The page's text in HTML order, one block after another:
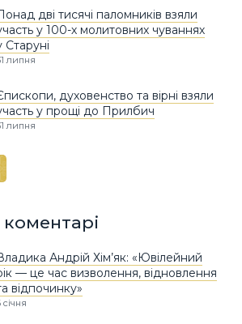
дві тисячі паломників взяли
у 100-х молитовних чуваннях
Старуні
липня
духовенство та вірні взяли
у прощі до Прилбич
липня
коментарі
Андрій Хім’як: «Ювілейний
— це час визволення, відновлення
відпочинку»
січня